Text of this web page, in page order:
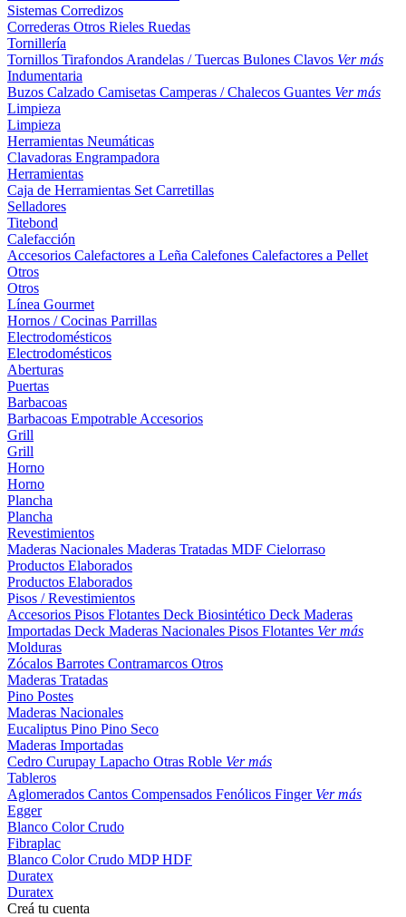
Sistemas Corredizos
Correderas Otros Rieles Ruedas
Tornillería
Tornillos Tirafondos Arandelas / Tuercas Bulones Clavos Ver más
Indumentaria
Buzos Calzado Camisetas Camperas / Chalecos Guantes Ver más
Limpieza
Limpieza
Herramientas Neumáticas
Clavadoras Engrampadora
Herramientas
Caja de Herramientas Set Carretillas
Selladores
Titebond
Calefacción
Accesorios Calefactores a Leña Calefones Calefactores a Pellet
Otros
Otros
Línea Gourmet
Hornos / Cocinas Parrillas
Electrodomésticos
Electrodomésticos
Aberturas
Puertas
Barbacoas
Barbacoas Empotrable Accesorios
Grill
Grill
Horno
Horno
Plancha
Plancha
Revestimientos
Maderas Nacionales Maderas Tratadas MDF Cielorraso
Productos Elaborados
Productos Elaborados
Pisos / Revestimientos
Accesorios Pisos Flotantes Deck Biosintético Deck Maderas
Importadas Deck Maderas Nacionales Pisos Flotantes Ver más
Molduras
Zócalos Barrotes Contramarcos Otros
Maderas Tratadas
Pino Postes
Maderas Nacionales
Eucaliptus Pino Pino Seco
Maderas Importadas
Cedro Curupay Lapacho Otras Roble Ver más
Tableros
Aglomerados Cantos Compensados Fenólicos Finger Ver más
Egger
Blanco ColorCrudo
Fibraplac
Blanco ColorCrudo MDPHDF
Duratex
Duratex
Creá tu cuenta